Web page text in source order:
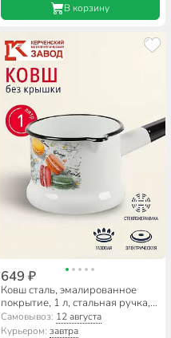
В корзину
649 ₽
Ковш сталь, эмалированное
покрытие, 1 л, стальная ручка,
индукция, Керченский
металлургический завод,
Самовывоз: 12 августа
Курьером: завтра